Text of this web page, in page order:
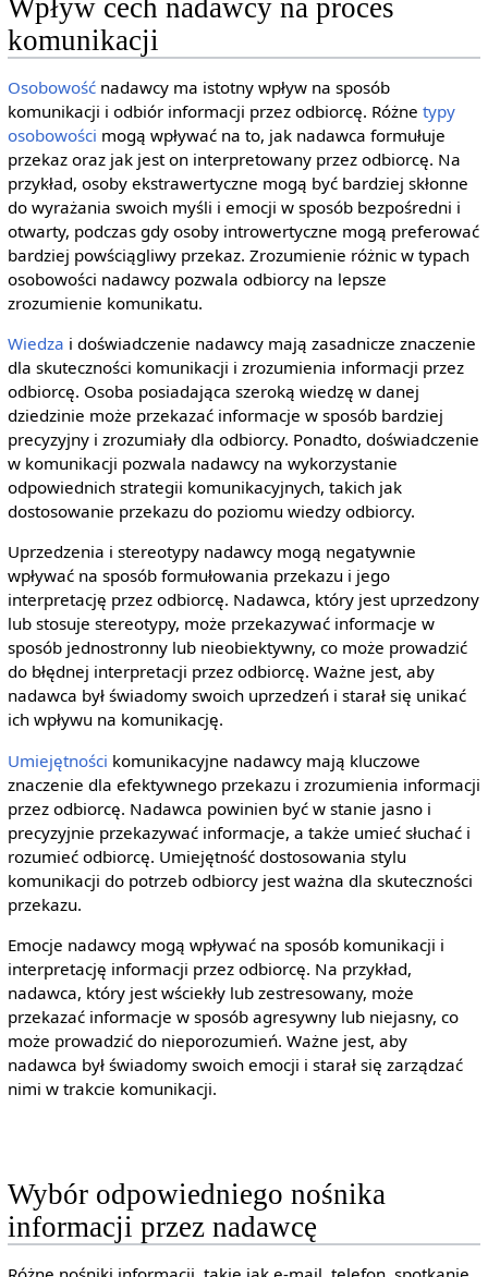
Wpływ cech nadawcy na proces
komunikacji
Osobowośćnadawcy ma istotny wpływ na sposób
komunikacji i odbiór informacji przez odbiorcę. Różne typy
osobowości mogą wpływać na to, jak nadawca formułuje
przekaz oraz jak jest on interpretowany przez odbiorcę. Na
przykład, osoby ekstrawertyczne mogą być bardziej skłonne
do wyrażania swoich myśli i emocji w sposób bezpośredni i
otwarty, podczas gdy osoby introwertyczne mogą preferować
bardziej powściągliwy przekaz. Zrozumienie różnic w typach
osobowości nadawcy pozwala odbiorcy na lepsze
zrozumienie komunikatu.
Wiedza i doświadczenie nadawcy mają zasadnicze znaczenie
dla skuteczności komunikacji i zrozumienia informacji przez
odbiorcę. Osoba posiadająca szeroką wiedzę w danej
dziedzinie może przekazać informacje w sposób bardziej
precyzyjny i zrozumiały dla odbiorcy. Ponadto, doświadczenie
w komunikacji pozwala nadawcy na wykorzystanie
odpowiednich strategii komunikacyjnych, takich jak
dostosowanie przekazu do poziomu wiedzy odbiorcy.
Uprzedzenia i stereotypy nadawcy mogą negatywnie
wpływać na sposób formułowania przekazu i jego
interpretację przez odbiorcę. Nadawca, który jest uprzedzony
lub stosuje stereotypy, może przekazywać informacje w
sposób jednostronny lub nieobiektywny, co może prowadzić
do błędnej interpretacji przez odbiorcę. Ważne jest, aby
nadawca był świadomy swoich uprzedzeń i starał się unikać
ich wpływu na komunikację.
Umiejętności komunikacyjne nadawcy mają kluczowe
znaczenie dla efektywnego przekazu i zrozumienia informacji
przez odbiorcę. Nadawca powinien być w stanie jasno i
precyzyjnie przekazywać informacje, a także umieć słuchać i
rozumieć odbiorcę. Umiejętność dostosowania stylu
komunikacji do potrzeb odbiorcy jest ważna dla skuteczności
przekazu.
Emocje nadawcy mogą wpływać na sposób komunikacji i
interpretację informacji przez odbiorcę. Na przykład,
nadawca, który jest wściekły lub zestresowany, może
przekazać informacje w sposób agresywny lub niejasny, co
może prowadzić do nieporozumień. Ważne jest, aby
nadawca był świadomy swoich emocji i starał się zarządzać
nimi w trakcie komunikacji.
Wybór odpowiedniego nośnika
informacji przez nadawcę